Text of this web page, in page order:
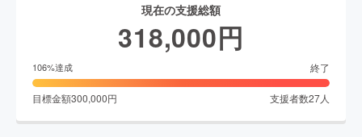
現在の支援総額
318,000円
106%達成 終了
目標金額300,000円 支援者数27人